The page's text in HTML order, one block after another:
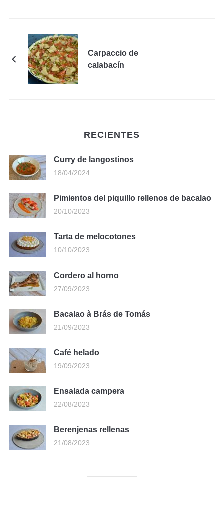
Carpaccio de
calabacín
RECIENTES
Curry de langostinos
18/04/2024
Pimientos del piquillo rellenos de bacalao
20/10/2023
Tarta de melocotones
10/10/2023
Cordero al horno
27/09/2023
Bacalao à Brás de Tomás
21/09/2023
Café helado
19/09/2023
Ensalada campera
22/08/2023
Berenjenas rellenas
21/08/2023